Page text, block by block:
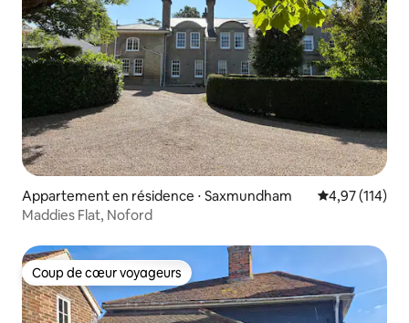
Appartement en résidence ⋅ Saxmundham Évaluation
4,97 (114)
Maddies Flat, Noford
Coup de cœur voyageurs
Coup de cœur voyageurs